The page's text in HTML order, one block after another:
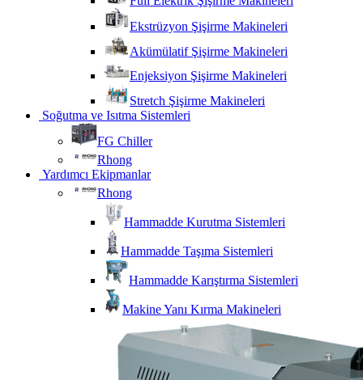
Ekstrüzyon Şişirme Makineleri
Akümülatif Şişirme Makineleri
Enjeksiyon Şişirme Makineleri
Stretch Şişirme Makineleri
Soğutma ve Isıtma Sistemleri
FG Chiller
Rhong
Yardımcı Ekipmanlar
Rhong
Hammadde Kurutma Sistemleri
Hammadde Taşıma Sistemleri
Hammadde Karıştırma Sistemleri
Makine Yanı Kırma Makineleri